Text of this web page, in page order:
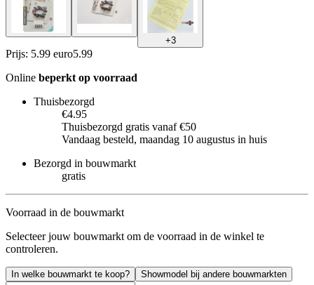
+3
Prijs: 5.99 euro5.99
Online beperkt op voorraad
Thuisbezorgd
€4.95
Thuisbezorgd gratis vanaf €50
Vandaag besteld, maandag 10 augustus in huis
Bezorgd in bouwmarkt
gratis
Voorraad in de bouwmarkt
Selecteer jouw bouwmarkt om de voorraad in de winkel te
controleren.
In welke bouwmarkt te koop? Showmodel bij andere bouwmarkten